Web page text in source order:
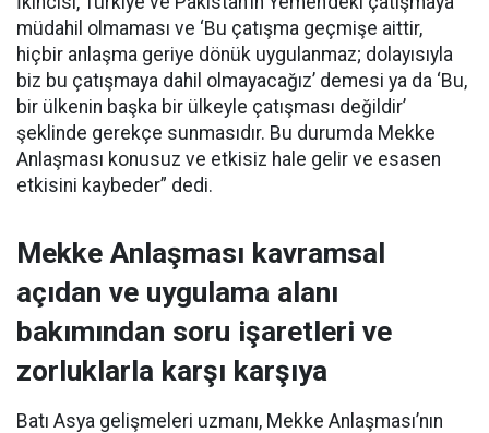
müdahil olmaması ve ‘Bu çatışma geçmişe aittir,
hiçbir anlaşma geriye dönük uygulanmaz; dolayısıyla
biz bu çatışmaya dahil olmayacağız’ demesi ya da ‘Bu,
bir ülkenin başka bir ülkeyle çatışması değildir’
şeklinde gerekçe sunmasıdır. Bu durumda Mekke
Anlaşması konusuz ve etkisiz hale gelir ve esasen
etkisini kaybeder” dedi.
Mekke Anlaşması kavramsal
açıdan ve uygulama alanı
bakımından soru işaretleri ve
zorluklarla karşı karşıya
Batı Asya gelişmeleri uzmanı, Mekke Anlaşması’nın